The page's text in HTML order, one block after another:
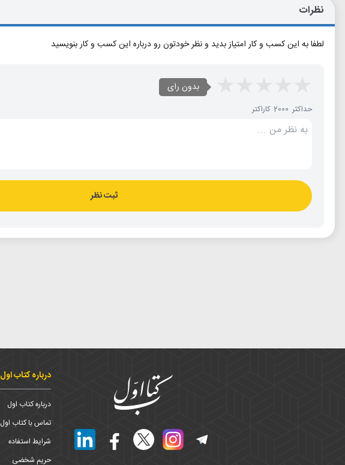
نظرات
لطفا به این کسب و کار امتیاز بدید و نظر خودتون رو درباره این کسب و کار بنویسید
بدون رای
حداکثر 2000 کاراکتر
ثبت نظر
درباره کتاب اول
درباره کتاب اول
تماس با کتاب اول
شرایط استفاده
حریم شخضی